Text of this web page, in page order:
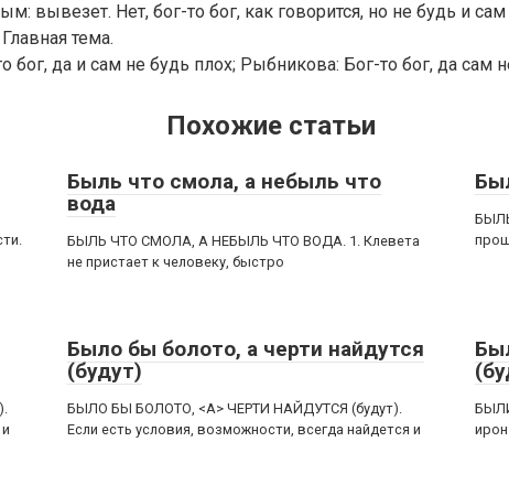
вывезет. Нет, бог-то бог, как говорится, но не будь и сам
тема.
бог, да и сам не будь плох; Рыбникова: Бог-то бог, да сам
Похожие статьи
Быль что смола, а небыль что
вода
БЫЛЬ ЧТО СМОЛА, А НЕБЫЛЬ ЧТО ВОДА. 1. Клевета
не пристает к человеку, быстро
Было бы болото, а черти найдутся
(будут)
БЫЛО БЫ БОЛОТО, <А> ЧЕРТИ НАЙДУТСЯ (будут).
Если есть условия, возможности, всегда найдется и